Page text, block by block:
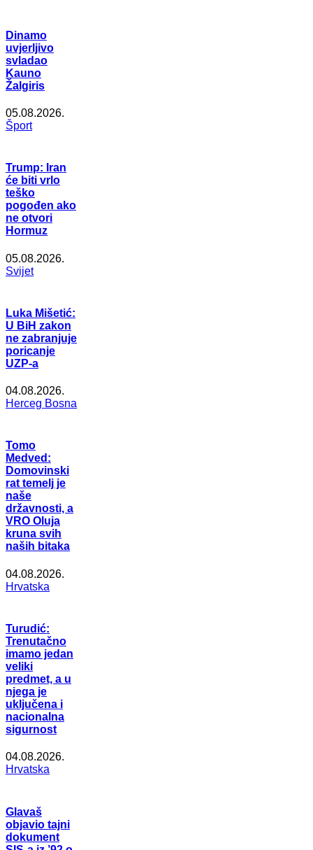
Dinamo
uvjerljivo
svladao
Kauno
Žalgiris
05.08.2026.
Šport
Trump: Iran
će biti vrlo
teško
pogođen ako
ne otvori
Hormuz
05.08.2026.
Svijet
Luka Mišetić:
U BiH zakon
ne zabranjuje
poricanje
UZP-a
04.08.2026.
Herceg Bosna
Tomo
Medved:
Domovinski
rat temelj je
naše
državnosti, a
VRO Oluja
kruna svih
naših bitaka
04.08.2026.
Hrvatska
Turudić:
Trenutačno
imamo jedan
veliki
predmet, a u
njega je
uključena i
nacionalna
sigurnost
04.08.2026.
Hrvatska
Glavaš
objavio tajni
dokument